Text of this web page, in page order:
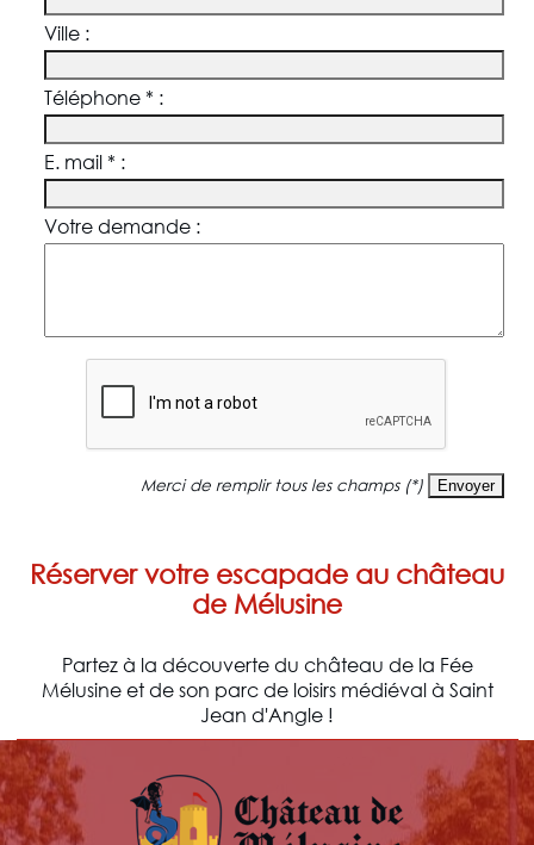
Ville :
Téléphone * :
E. mail * :
Votre demande :
Merci de remplir tous les champs (*)
Réserver votre escapade au château
de Mélusine
Partez à la découverte du château de la Fée
Mélusine et de son parc de loisirs médiéval à Saint
Jean d'Angle !